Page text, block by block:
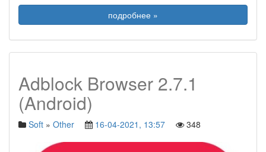
подробнее »
Adblock Browser 2.7.1
(Android)
Soft » Other 16-04-2021, 13:57 348